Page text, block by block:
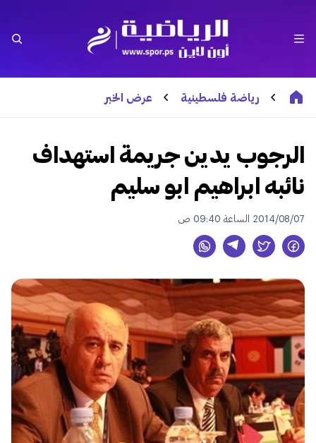
رياضة فلسطينية عرض الخبر
الرجوب يدين جريمة استهداف
نائبه ابراهيم ابو سليم
2014/08/07 الساعة 09:40 ص